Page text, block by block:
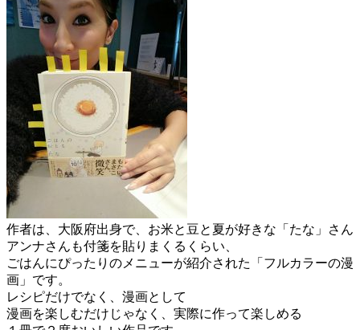
作者は、大阪府出身で、お米と豆と夏が好きな「たな」さん
アンナさんも付箋を貼りまくるくらい、
ごはんにぴったりのメニューが紹介された「フルカラーの漫
画」です。
レシピだけでなく、漫画として
漫画を楽しむだけじゃなく、実際に作って楽しめる